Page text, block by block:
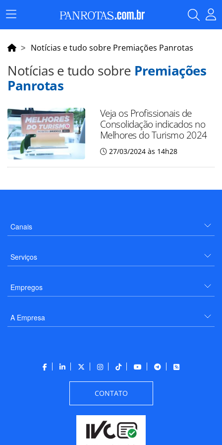
Menu
Principal
Notícias e tudo sobre Premiações Panrotas
Notícias e tudo sobre Premiações
Panrotas
Veja os Profissionais de
Consolidação indicados no
Melhores do Turismo 2024
27/03/2024 às 14h28
Canais
Serviços
Empregos
A Empresa
CONTATO